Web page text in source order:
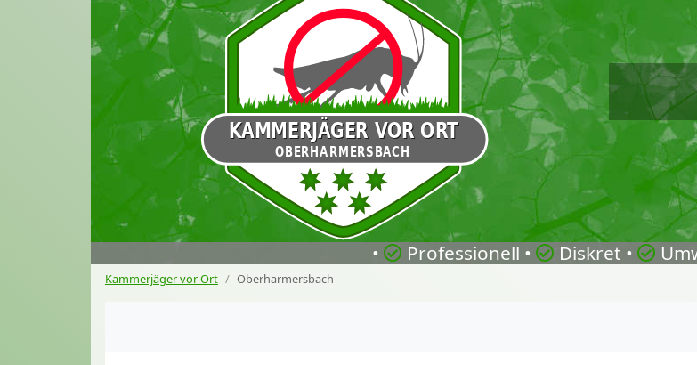
• Professionell • Diskret •
Kammerjäger vor Ort Oberharmersbach